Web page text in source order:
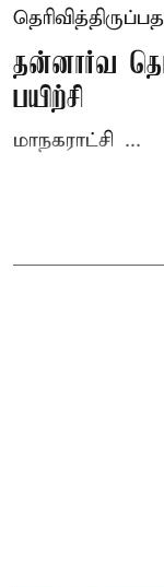
தன்னார்வ
பயிற்சி
மாநகராட்சி ...